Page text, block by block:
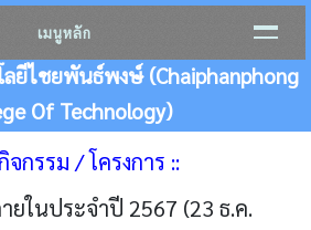
เมนูหลัก
ยีไชยพันธ์พงษ์ (Chaiphanphong
Of Technology)
จกรรม / โครงการ ::
ยในประจำปี 2567 (23 ธ.ค.